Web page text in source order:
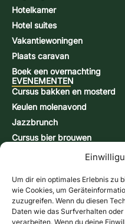
Um dir ein optimales Erlebnis zu
wie Cookies, um
zuzugreifen. Wenn du diesen
Daten wie das Surfverhalten
verarbeiten. Wenn du deine
Hotelkamer
Hotel suites
Vakantiewoningen
Plaats caravan
Boek een overnachting
EVENEMENTEN
Cursus bakken en mosterd
Keulen molenavond
Jazzbrunch
Cursus bier brouwen
CONTACT & INFORMATIE
Contactformulier
Openingstijden
Routebeschrijving & kaart